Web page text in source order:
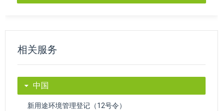
相关服务
中国
新用途环境管理登记（12号令）